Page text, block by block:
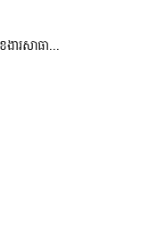
ងារសាធា...